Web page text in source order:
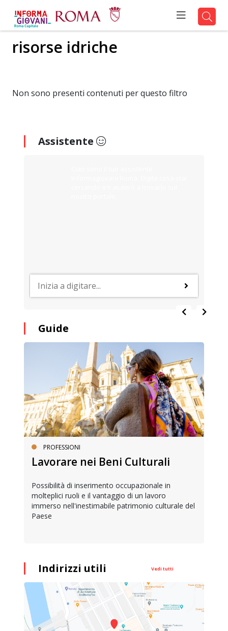
risorse idriche
Non sono presenti contenuti per questo filtro
Assistente
Guide
PROFESSIONI
Lavorare nei Beni Culturali
Possibilità di inserimento occupazionale in
molteplici ruoli e il vantaggio di un lavoro
immerso nell'inestimabile patrimonio culturale del
Paese
Indirizzi utili Vedi tutti